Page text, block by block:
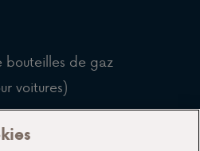
bouteilles de gaz
voitures)